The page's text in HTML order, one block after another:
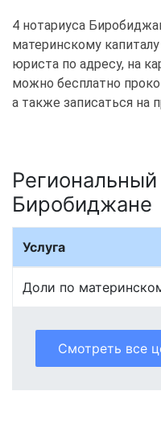
4 нотариуса
материнскому
юриста по адресу, на
можно бесплатно
а также записаться на
Биробиджане
Услуга
Доли по
Смотреть все